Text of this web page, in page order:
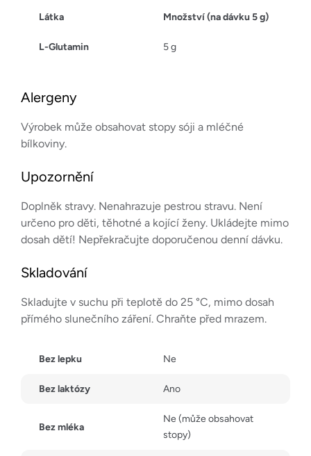
Látka Množství (na dávku 5 g)
L-Glutamin 5 g
Alergeny
Výrobek může obsahovat stopy sóji a mléčné
bílkoviny.
Upozornění
Doplněk stravy. Nenahrazuje pestrou stravu. Není
určeno pro děti, těhotné a kojící ženy. Ukládejte mimo
dosah dětí! Nepřekračujte doporučenou denní dávku.
Skladování
Skladujte v suchu při teplotě do 25 °C, mimo dosah
přímého slunečního záření. Chraňte před mrazem.
Bez lepku Ne
Bez laktózy Ano
Bez mléka
Ne (může obsahovat
stopy)